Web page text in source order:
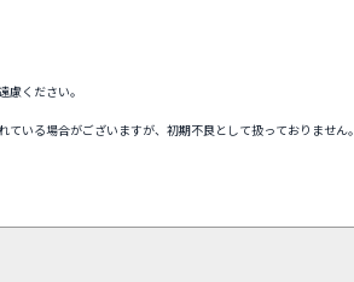
ください。
いる場合がございますが、初期不良として扱っておりません。